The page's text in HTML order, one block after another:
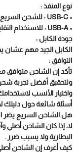
نوع المنفذ :
• USB-C : للشحن السريع والأحدث
• USB-A : للاستخدام التقليدي
جودة الكابل :
الكابل الجيد مهم عشان
التوافق :
تأكد إن الشاحن متوافق
واختيار الأنسب
أسئلة شائعة حول دليلك
هل الشاحن السريع يضر
البطارية ولا يسبب ضرر .
كيف أعرف إن الشاحن